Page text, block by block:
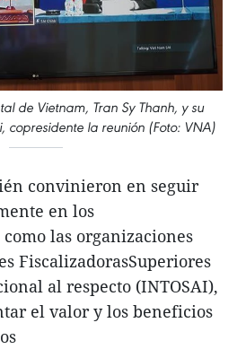
de Vietnam, Tran Sy Thanh, y su
copresidente la reunión (Foto: VNA)
convinieron en seguir
en los
las organizaciones
FiscalizadorasSuperiores
al respecto (INTOSAI),
el valor y los beneficios